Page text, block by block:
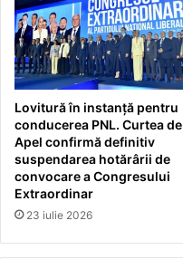
Lovitură în instanță pentru
conducerea PNL. Curtea de
Apel confirmă definitiv
suspendarea hotărârii de
convocare a Congresului
Extraordinar
23 iulie 2026